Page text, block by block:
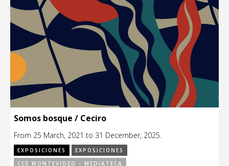
Somos bosque / Ceciro
From 25 March, 2021 to 31 December, 2025.
EXPOSICIONES
EXPOSICIONES
CCE MONTEVIDEO - MEDIATECA